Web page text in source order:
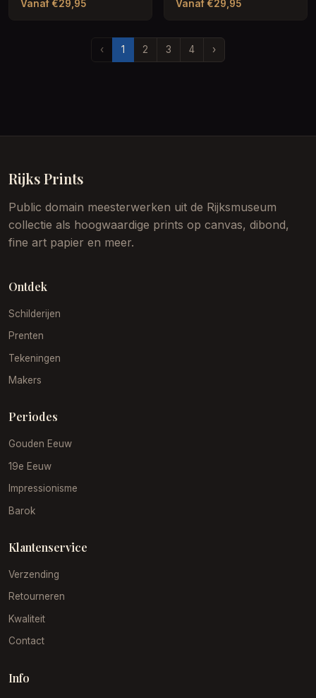
Vanaf €29,95 Vanaf €29,95
‹ 1 2 3 4 ›
Rijks Prints
Public domain meesterwerken uit de Rijksmuseum
collectie als hoogwaardige prints op canvas, dibond,
fine art papier en meer.
Ontdek
Schilderijen
Prenten
Tekeningen
Makers
Periodes
Gouden Eeuw
19e Eeuw
Impressionisme
Barok
Klantenservice
Verzending
Retourneren
Kwaliteit
Contact
Info